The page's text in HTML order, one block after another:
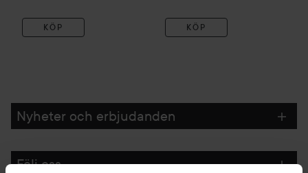
KÖP KÖP
Nyheter och erbjudanden
Följ oss